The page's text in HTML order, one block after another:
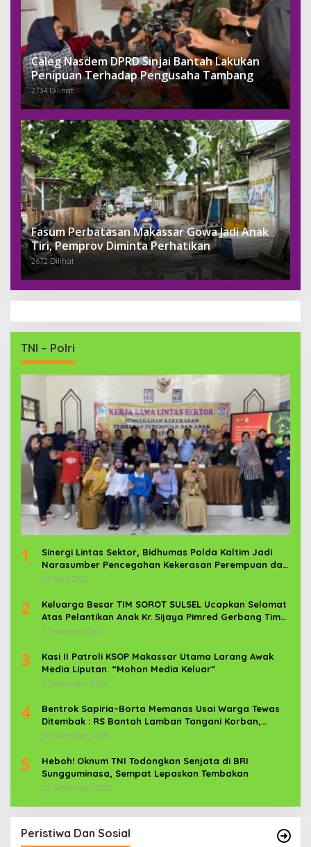
Caleg Nasdem DPRD Sinjai Bantah Lakukan
Penipuan Terhadap Pengusaha Tambang
2734 Dilihat
Fasum Perbatasan Makassar Gowa Jadi Anak
Tiri, Pemprov Diminta Perhatikan
2672 Dilihat
TNI – Polri
1
Sinergi Lintas Sektor, Bidhumas Polda Kaltim Jadi
Narasumber Pencegahan Kekerasan Perempuan dan
Anak
29 April 2026
2
Keluarga Besar TIM SOROT SULSEL Ucapkan Selamat
Atas Pelantikan Anak Kr. Sijaya Pimred Gerbang Timur
News Com Sebagai Prajurit TNI
4 Februari 2026
3
Kasi II Patroli KSOP Makassar Utama Larang Awak
Media Liputan. “Mohon Media Keluar”
11 Desember 2025
4
Bentrok Sapiria–Borta Memanas Usai Warga Tewas
Ditembak : RS Bantah Lamban Tangani Korban,
Aparat TNI-POLRI Dikerahkan
19 November 2025
5
Heboh! Oknum TNI Todongkan Senjata di BRI
Sungguminasa, Sempat Lepaskan Tembakan
25 September 2025
Peristiwa Dan Sosial